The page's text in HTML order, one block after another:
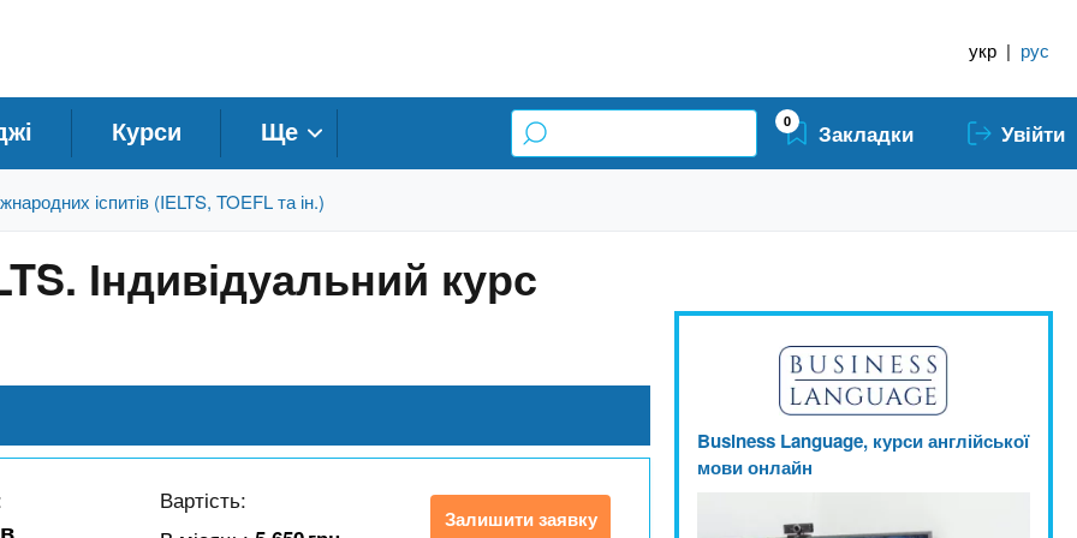
укр | рус
Курси Ще 0 Закладки Увійти
іспитів (IELTS, TOEFL та ін.)
Індивідуальний курс
Вартість:
Залишити заявку
Business Language, курси англійської
мови онлайн